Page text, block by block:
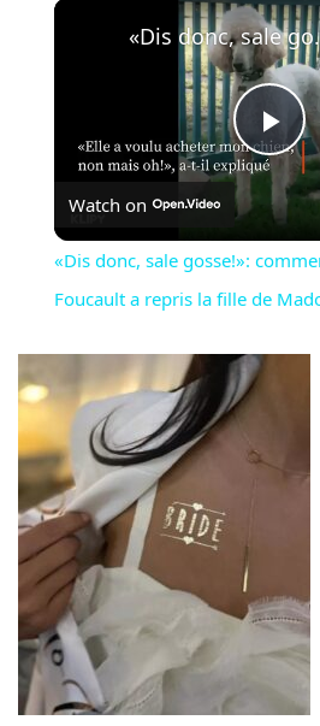
VIDEO «Dis donc, sale
Watch on
«Dis donc, sale gosse!»:
Foucault a repris la fille de